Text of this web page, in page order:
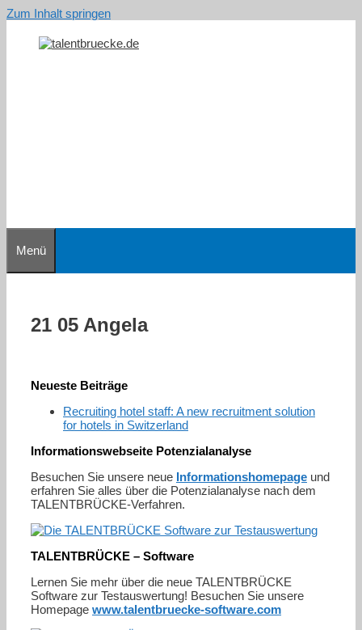
Zum Inhalt springen
Menü
21 05 Angela
Neueste Beiträge
Recruiting hotel staff: A new recruitment solution
for hotels in Switzerland
Informationswebseite Potenzialanalyse
Besuchen Sie unsere neue Informationshomepage und
erfahren Sie alles über die Potenzialanalyse nach dem
TALENTBRÜCKE-Verfahren.
TALENTBRÜCKE – Software
Lernen Sie mehr über die neue TALENTBRÜCKE
Software zur Testauswertung! Besuchen Sie unsere
Homepage www.talentbruecke-software.com